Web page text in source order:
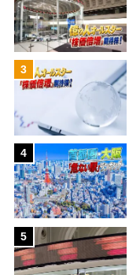
3
4
5